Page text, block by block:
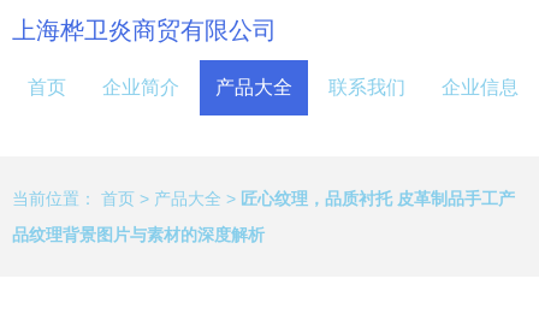
上海桦卫炎商贸有限公司
首页 企业简介 产品大全 联系我们 企业信息
当前位置： 首页 > 产品大全 > 匠心纹理，品质衬托 皮革制品手工产
品纹理背景图片与素材的深度解析